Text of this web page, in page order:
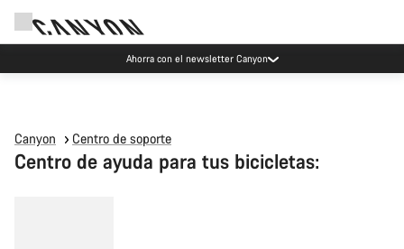
Ahorra con el newsletter Canyon
Canyon Centro de soporte
Centro de ayuda para tus bicicletas: